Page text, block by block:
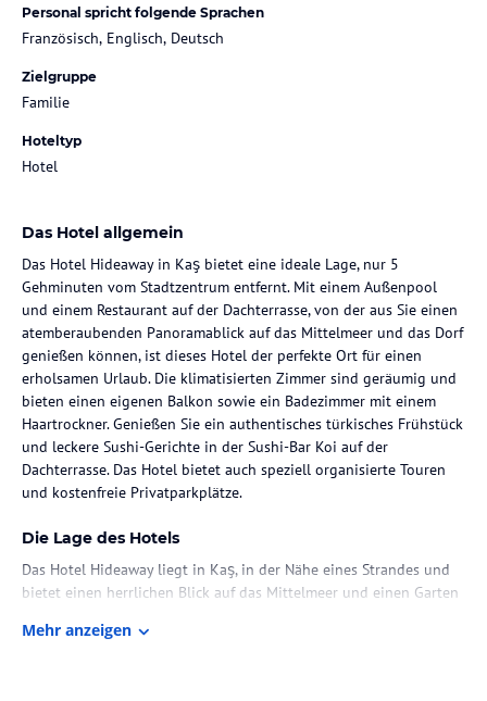
Personal spricht folgende Sprachen
Französisch, Englisch, Deutsch
Zielgruppe
Familie
Hoteltyp
Hotel
Das Hotel allgemein
Das Hotel Hideaway in Kaş bietet eine ideale Lage, nur 5
Gehminuten vom Stadtzentrum entfernt. Mit einem Außenpool
und einem Restaurant auf der Dachterrasse, von der aus Sie einen
atemberaubenden Panoramablick auf das Mittelmeer und das Dorf
genießen können, ist dieses Hotel der perfekte Ort für einen
erholsamen Urlaub. Die klimatisierten Zimmer sind geräumig und
bieten einen eigenen Balkon sowie ein Badezimmer mit einem
Haartrockner. Genießen Sie ein authentisches türkisches Frühstück
und leckere Sushi-Gerichte in der Sushi-Bar Koi auf der
Dachterrasse. Das Hotel bietet auch speziell organisierte Touren
und kostenfreie Privatparkplätze.
Die Lage des Hotels
Das Hotel Hideaway liegt in Kaş, in der Nähe eines Strandes und
bietet einen herrlichen Blick auf das Mittelmeer und einen Garten
Kaş nur 5 Gehminuten entfernt ist.
Mehr anzeigen